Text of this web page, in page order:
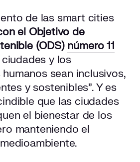
de las smart cities
el Objetivo de
(ODS) número 11
y los
sean inclusivos,
y sostenibles”. Y es
que las ciudades
el bienestar de los
manteniendo el